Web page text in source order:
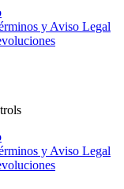
y Aviso Legal
y Aviso Legal